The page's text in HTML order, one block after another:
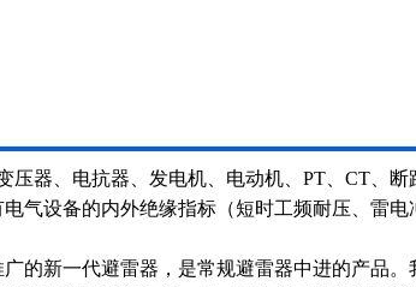
压器、电抗器、发电机、电动机、PT、CT、断
气设备的内外绝缘指标（短时工频耐压、雷电
的新一代避雷器，是常规避雷器中进的产品。